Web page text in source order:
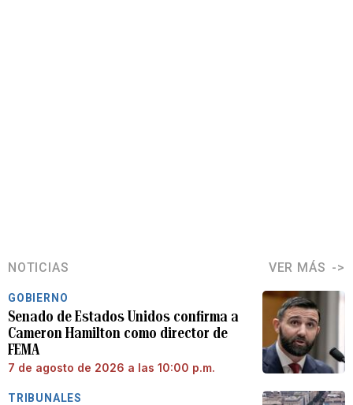
NOTICIAS VER MÁS
GOBIERNO
Senado de Estados Unidos confirma a
Cameron Hamilton como director de
FEMA
7 de agosto de 2026 a las 10:00 p.m.
TRIBUNALES